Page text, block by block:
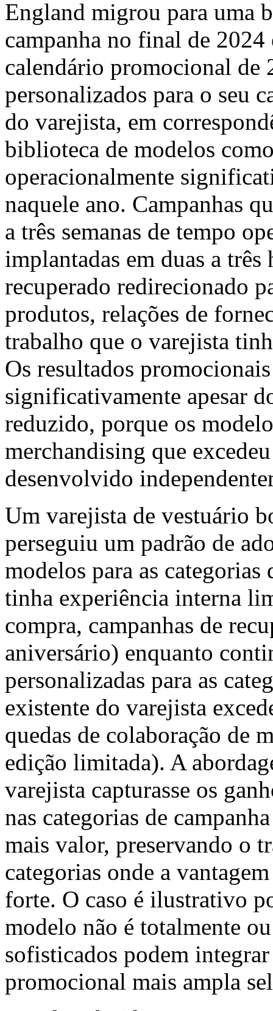
England migrou para uma
campanha no final de
calendário promocional de
personalizados para o seu
do varejista, em
biblioteca de modelos
operacionalmente
naquele ano. Campanhas
a três semanas de tempo
implantadas em duas a
recuperado redirecionado
produtos, relações de
trabalho que o varejista
Os resultados
significativamente apesar
reduzido, porque os
merchandising que
desenvolvido
Um varejista de vestuário
perseguiu um padrão de
modelos para as
tinha experiência interna
compra, campanhas de
aniversário) enquanto
personalizadas para as
existente do varejista
quedas de colaboração de
edição limitada). A
varejista capturasse os
nas categorias de
mais valor, preservando o
categorias onde a
forte. O caso é ilustrativo
modelo não é totalmente
sofisticados podem
promocional mais ampla